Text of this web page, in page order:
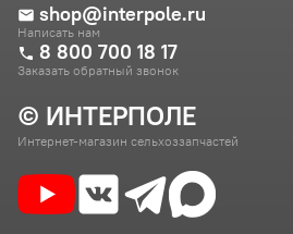
© ИНТЕРПОЛЕ
Интернет-магазин сельхоззапчастей
shop@interpole.ru
Написать нам
8 800 700 18 17
Заказать обратный звонок